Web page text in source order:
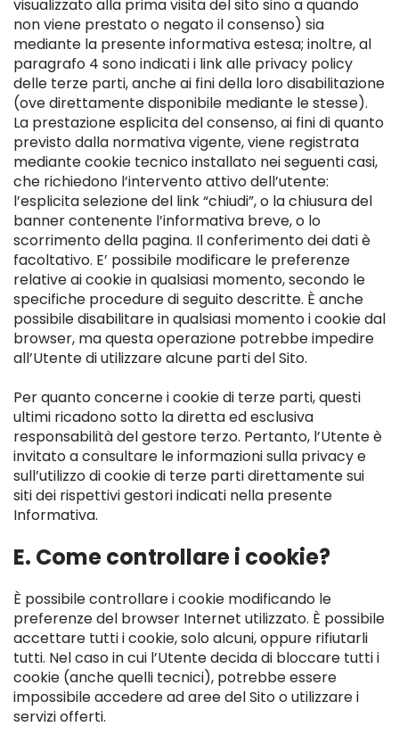
visualizzato alla prima visita del sito sino a quando
non viene prestato o negato il consenso) sia
mediante la presente informativa estesa; inoltre, al
paragrafo 4 sono indicati i link alle privacy policy
delle terze parti, anche ai fini della loro disabilitazione
(ove direttamente disponibile mediante le stesse).
La prestazione esplicita del consenso, ai fini di quanto
previsto dalla normativa vigente, viene registrata
mediante cookie tecnico installato nei seguenti casi,
che richiedono l’intervento attivo dell’utente:
l’esplicita selezione del link “chiudi”, o la chiusura del
banner contenente l’informativa breve, o lo
scorrimento della pagina. Il conferimento dei dati è
facoltativo. E’ possibile modificare le preferenze
relative ai cookie in qualsiasi momento, secondo le
specifiche procedure di seguito descritte. È anche
possibile disabilitare in qualsiasi momento i cookie dal
browser, ma questa operazione potrebbe impedire
all’Utente di utilizzare alcune parti del Sito.
Per quanto concerne i cookie di terze parti, questi
ultimi ricadono sotto la diretta ed esclusiva
responsabilità del gestore terzo. Pertanto, l’Utente è
invitato a consultare le informazioni sulla privacy e
sull’utilizzo di cookie di terze parti direttamente sui
siti dei rispettivi gestori indicati nella presente
Informativa.
E. Come controllare i cookie?
È possibile controllare i cookie modificando le
preferenze del browser Internet utilizzato. È possibile
accettare tutti i cookie, solo alcuni, oppure rifiutarli
tutti. Nel caso in cui l’Utente decida di bloccare tutti i
cookie (anche quelli tecnici), potrebbe essere
impossibile accedere ad aree del Sito o utilizzare i
servizi offerti.